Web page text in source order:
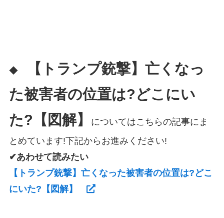
◆
【トランプ銃撃】亡くなっ
た被害者の位置は?どこにい
た?【図解】
についてはこちらの記事にま
とめています!下記からお進みください!
✔あわせて読みたい
【トランプ銃撃】亡くなった被害者の位置は?どこ
にいた?【図解】